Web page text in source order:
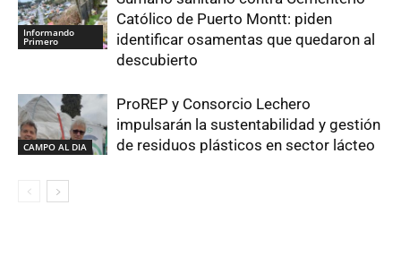
Informando
Primero
Católico de Puerto Montt: piden
identificar osamentas que quedaron al
descubierto
CAMPO AL DIA
ProREP y Consorcio Lechero
impulsarán la sustentabilidad y gestión
de residuos plásticos en sector lácteo